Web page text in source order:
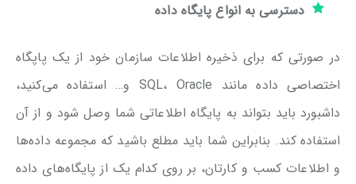
دسترسی به انواع پایگاه داده
در صورتی که برای ذخیره اطلاعات سازمان خود از یک پاپگاه
اختصاصی داده مانند SQL، Oracle و… استفاده می‌کنید،
داشبورد باید بتواند به پایگاه اطلاعاتی شما وصل شود و از آن
استفاده کند. بنابراین شما باید مطلع باشید که مجموعه داده‌ها
و اطلاعات کسب و کارتان، بر روی کدام یک از پایگاه‌های داده